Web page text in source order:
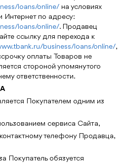
loans/online/ на условиях
Интернет по адресу:
loans/online/. Продавец
ссылку для перехода к
business/loans/online/,
оплаты Товаров не
стороной упомянутого
ответственности.
Покупателем одним из
сервиса Сайта,
телефону Продавца,
Покупатель обязуется